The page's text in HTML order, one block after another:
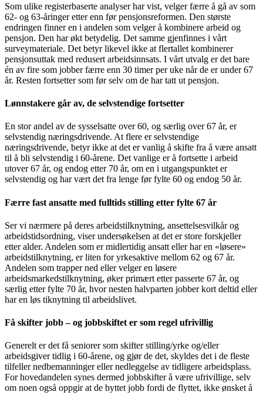
Som ulike registerbaserte analyser har vist, velger færre å gå av som
62- og 63-åringer etter enn før pensjonsreformen. Den største
endringen finner en i andelen som velger å kombinere arbeid og
pensjon. Den har økt betydelig. Det samme gjenfinnes i vårt
surveymateriale. Det betyr likevel ikke at flertallet kombinerer
pensjonsuttak med redusert arbeidsinnsats. I vårt utvalg er det bare
én av fire som jobber færre enn 30 timer per uke når de er under 67
år. Resten fortsetter som før selv om de har tatt ut pensjon.
Lønnstakere går av, de selvstendige fortsetter
En stor andel av de sysselsatte over 60, og særlig over 67 år, er
selvstendig næringsdrivende. At flere er selvstendige
næringsdrivende, betyr ikke at det er vanlig å skifte fra å være ansatt
til å bli selvstendig i 60-årene. Det vanlige er å fortsette i arbeid
utover 67 år, og endog etter 70 år, om en i utgangspunktet er
selvstendig og har vært det fra lenge før fylte 60 og endog 50 år.
Færre fast ansatte med fulltids stilling etter fylte 67 år
Ser vi nærmere på deres arbeidstilknytning, ansettelsesvilkår og
arbeidstidsordning, viser undersøkelsen at det er store forskjeller
etter alder. Andelen som er midlertidig ansatt eller har en «løsere»
arbeidstilknytning, er liten for yrkesaktive mellom 62 og 67 år.
Andelen som trapper ned eller velger en løsere
arbeidsmarkedstilknytning, øker primært etter passerte 67 år, og
særlig etter fylte 70 år, hvor nesten halvparten jobber kort deltid eller
har en løs tiknytning til arbeidslivet.
Få skifter jobb – og jobbskiftet er som regel ufrivillig
Generelt er det få seniorer som skifter stilling/yrke og/eller
arbeidsgiver tidlig i 60-årene, og gjør de det, skyldes det i de fleste
tilfeller nedbemanninger eller nedleggelse av tidligere arbeidsplass.
For hovedandelen synes dermed jobbskifter å være ufrivillige, selv
om noen også oppgir at de byttet jobb fordi de flyttet, ikke ønsket å